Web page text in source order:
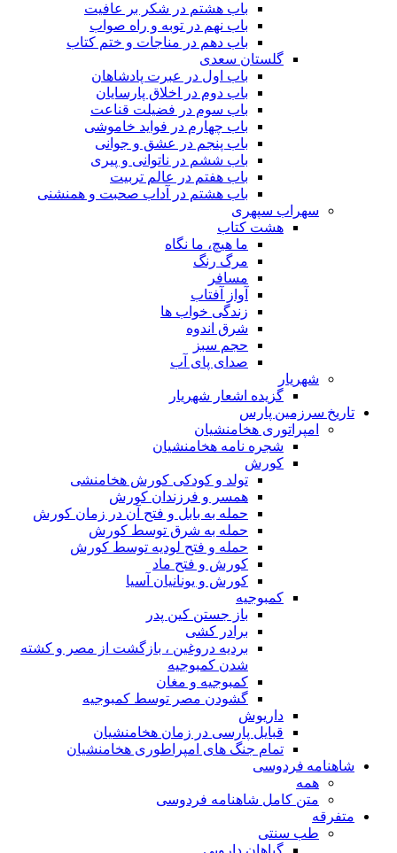
باب هشتم در شکر بر عافیت
باب نهم در توبه و راه صواب
باب دهم در مناجات و ختم کتاب
گلستان سعدی
باب اول در عبرت پادشاهان
باب دوم در اخلاق پارسایان
باب سوم در فضیلت قناعت
باب چهارم در فواید خاموشى
باب پنجم در عشق و جوانى
باب ششم در ناتوانى و پیرى
باب هفتم در عالم تربیت
باب هشتم در آداب صحبت و همنشنى
سهراب سپهری
هشت کتاب
ما هیچ، ما نگاه
مرگ رنگ
مسافر
آواز آفتاب
زندگی خواب ها
شرق اندوه
حجم سبز
صدای پای آب
شهریار
گزیده اشعار شهریار
تاریخ سرزمین پارس
امپراتوری هخامنشیان
شجره نامه هخامنشیان
کورش
تولد و کودکی کورش هخامنشی
همسر و فرزندان کورش
حمله به بابل و فتح آن در زمان کورش
حمله به شرق توسط کورش
حمله و فتح لودیه توسط کورش
کورش و فتح ماد
کورش و یونانیان آسیا
کمبوجیه
باز جستن کین پدر
برادر کشی
بردیه دروغین ، بازگشت از مصر و کشته
شدن کمبوجیه
کمبوجیه و مغان
گشودن مصر توسط کمبوجیه
داریوش
قبایل پارسی در زمان هخامنشیان
تمام جنگ های امپراطوری هخامنشیان
شاهنامه فردوسی
همه
متن کامل شاهنامه فردوسی
متفرقه
طب سنتی
گیاهان دارویی